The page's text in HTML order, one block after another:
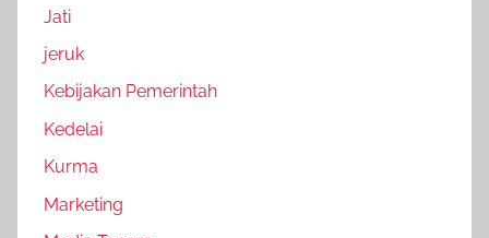
Jati
jeruk
Kebijakan Pemerintah
Kedelai
Kurma
Marketing